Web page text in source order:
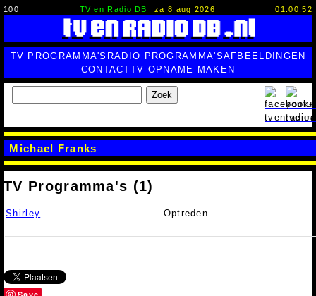
100 TV en Radio DB za 8 aug 2026 01:00:53
TV PROGRAMMA'S RADIO PROGRAMMA'SAFBEELDINGEN
CONTACTTV OPNAME MAKEN
Zoek
Michael Franks
TV Programma's (1)
Shirley Optreden